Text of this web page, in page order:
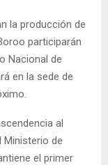
la producción de
participarán
Nacional de
en la sede de
al
Ministerio de
el primer